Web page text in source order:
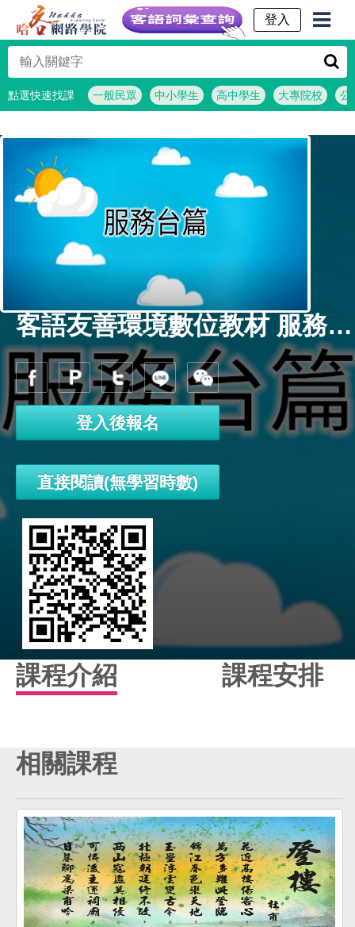
客語詞彙查詢
點選快速找課 一般民眾 中小學生 高中學生 大專院校 公
客語友善環境數位教材 服務台篇( 詔安腔_純客語_完整版 )
登入後報名
直接閱讀(無學習時數)
課程介紹 課程安排
相關課程